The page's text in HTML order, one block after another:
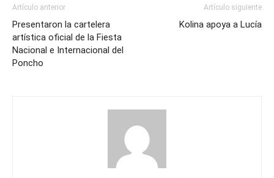
Artículo anterior
Presentaron la cartelera
artística oficial de la Fiesta
Nacional e Internacional del
Poncho
Artículo siguiente
Kolina apoya a Lucía